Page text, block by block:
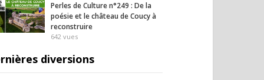
homme au bout du
Perles de Culture n°249 : De la
poésie et le château de Coucy à
reconstruire
642 vues
diversions